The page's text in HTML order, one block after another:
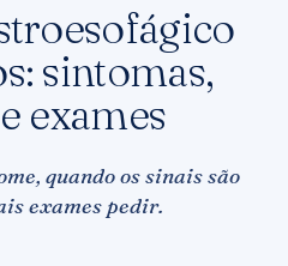
sintomas,
exames
quando os sinais são
exames pedir.